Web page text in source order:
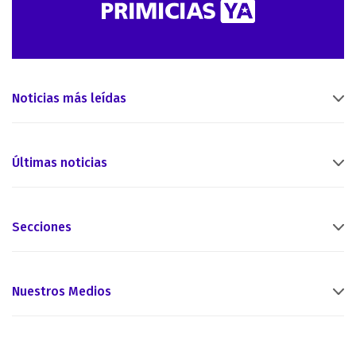
Noticias más leídas
Últimas noticias
Secciones
Nuestros Medios